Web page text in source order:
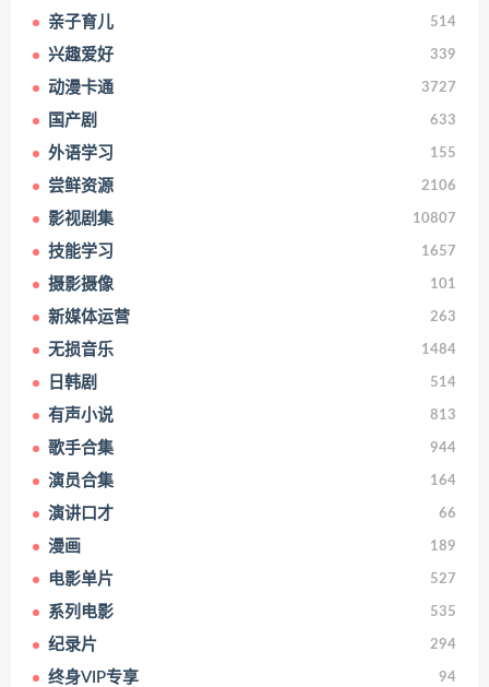
亲子育儿 514
兴趣爱好 339
动漫卡通 3727
国产剧 633
外语学习 155
尝鲜资源 2106
影视剧集 10807
技能学习 1657
摄影摄像 101
新媒体运营 263
无损音乐 1484
日韩剧 514
有声小说 813
歌手合集 944
演员合集 164
演讲口才 66
漫画 189
电影单片 527
系列电影 535
纪录片 294
终身VIP专享 94